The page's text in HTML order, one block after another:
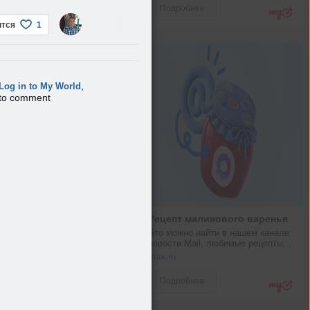
Рецепт малинового варенья
Что можно найти в нашем канале:
новости Mail, любимые рецепты...
max.ru
1
in to My World
comment